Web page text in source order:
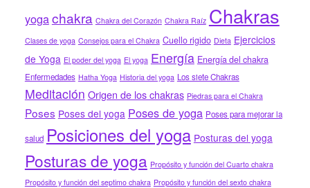
yogachakra Chakra del Corazón Chakra Raíz Chakras
Clases de yoga Consejos para el Chakra Cuello rigido Dieta Ejercicios
de Yoga El poder del yoga El yoga Energía Energía del chakra
Enfermedades Hatha Yoga Historia del yoga Los siete Chakras
Meditación Origen de los chakras Piedras para el Chakra
Poses Poses del yoga Poses de yoga Poses para mejorar la
salud Posiciones del yoga Posturas del yoga
Posturas de yoga Propósito y función del Cuarto chakra
Propósito y función del septimo chakra Propósito y función del sexto chakra